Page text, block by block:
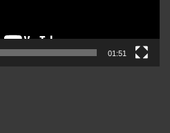
01:51